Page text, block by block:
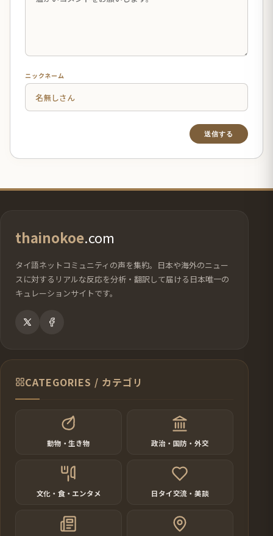
ニックネーム
thainokoe.com
タイ語ネットコミュニティの声を集約。日本や海外のニュー
スに対するリアルな反応を分析・翻訳して届ける日本唯一の
キュレーションサイトです。
CATEGORIES / カテゴリ
動物・生き物 政治・国防・外交
文化・食・エンタメ 日タイ交流・美談